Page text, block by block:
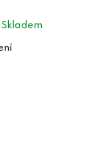
Skladem